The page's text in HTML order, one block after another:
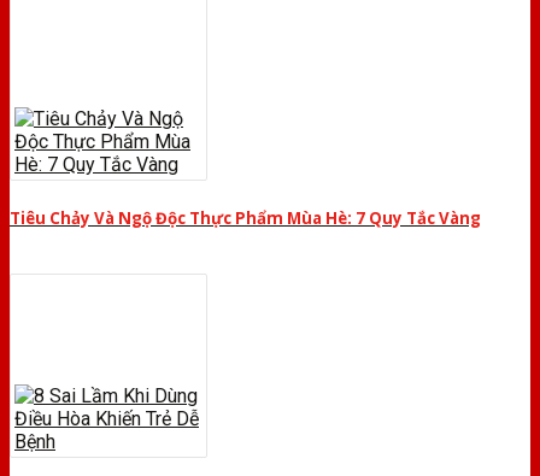
Tiêu Chảy Và Ngộ Độc Thực Phẩm Mùa Hè: 7 Quy Tắc Vàng